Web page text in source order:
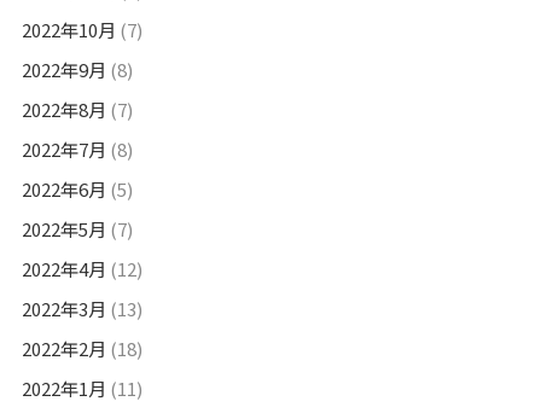
2022年10月 (7)
2022年9月 (8)
2022年8月 (7)
2022年7月 (8)
2022年6月 (5)
2022年5月 (7)
2022年4月 (12)
2022年3月 (13)
2022年2月 (18)
2022年1月 (11)